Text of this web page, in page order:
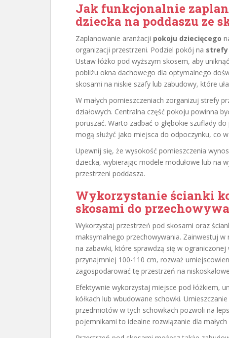
Jak funkcjonalnie
dziecka na poddaszu ze
Zaplanowanie aranżacji pokoju dziecięcego
organizacji przestrzeni. Podziel pokój na strefy
Ustaw łóżko pod wyższym skosem, aby
pobliżu okna dachowego dla optymalnego
skosami na niskie szafy lub zabudowy, które
W małych pomieszczeniach zorganizuj strefy
działowych. Centralna część pokoju powinna
poruszać. Warto zadbać o głębokie szuflady
mogą służyć jako miejsca do odpoczynku, co
Upewnij się, że wysokość pomieszczenia
dziecka, wybierając modele modułowe lub na
przestrzeni poddasza.
Wykorzystanie ścianki
skosami do
Wykorzystaj przestrzeń pod skosami oraz
maksymalnego przechowywania. Zainwestuj w
na zabawki, które sprawdzą się w
przynajmniej 100-110 cm, rozważ
zagospodarować tę przestrzeń na
Efektywnie wykorzystaj miejsce pod łóżkiem,
kółkach lub wbudowane schowki.
przedmiotów w tych schowkach pozwoli na
pojemnikami to idealne rozwiązanie dla małych